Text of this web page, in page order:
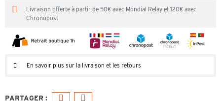
Livraison offerte à partir de 50€ avec Mondial Relay et 120€ avec
Chronopost
En savoir plus sur la livraison et les retours